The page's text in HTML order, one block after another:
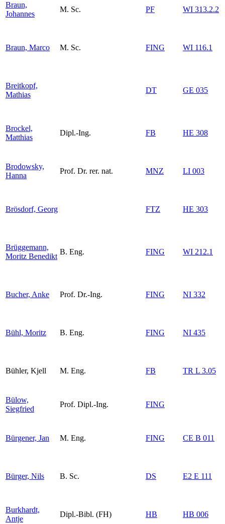
Braun,
Johannes
M. Sc. PF WI 313.2.2
Braun, Marco M. Sc. FING WI 116.1
Breitkopf,
Mathias
DT GE 035
Brockel,
Matthias
Dipl.-Ing. FB HE 308
Brodowsky,
Hanna
Prof. Dr. rer. nat. MNZ LI 003
Brösdorf, Georg FTZ HE 303
Brüggemann,
Moritz Benedikt
B. Eng. FING WI 212.1
Bucher, Anke Prof. Dr.-Ing. FING NI 332
Bühl, Moritz B. Eng. FING NI 435
Bühler, Kjell M. Eng. FB TR L 3.05
Bülow,
Siegfried
Prof. Dipl.-Ing. FING
Bürgener, Jan M. Eng. FING CE B 011
Bürger, Nils B. Sc. DS E2 E 111
Burkhardt,
Antje
Dipl.-Bibl. (FH) HB HB 006